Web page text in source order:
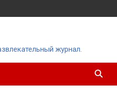
журнал.